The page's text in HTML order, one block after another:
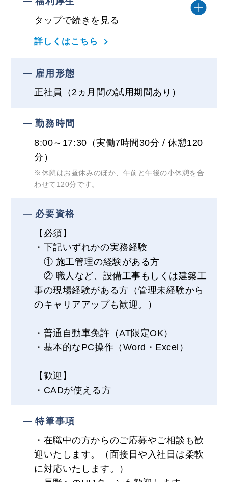
タップで続きを見る
詳しくはこちら
雇用形態
正社員（2ヵ月間の試用期間あり）
勤務時間
8:00～17:30（実働7時間30分 / 休憩120
分）
※休憩はお昼休みのほか、午前と午後の小休憩を合
わせて120分です。
必要資格
【必須】
・下記いずれかの実務経験
① 施工管理の経験がある方
② 職人など、設備工事もしくは建築工
事の現場経験がある方（管理未経験から
のキャリアアップも歓迎。）
・普通自動車免許（AT限定OK）
・基本的なPC操作（Word・Excel）
【歓迎】
・CADが使える方
特筆事項
・在職中の方からのご応募やご相談も歓
迎いたします。（面接日や入社日は柔軟
に対応いたします。）